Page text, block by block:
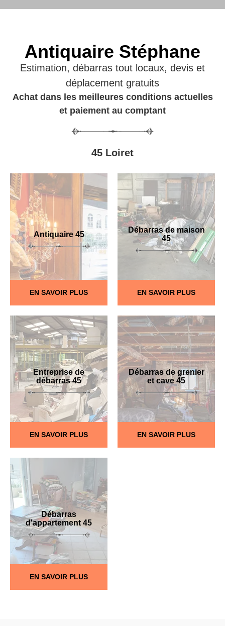
Antiquaire Stéphane
Estimation, débarras tout locaux, devis et
déplacement gratuits
Achat dans les meilleures conditions actuelles
et paiement au comptant
45 Loiret
Antiquaire 45
EN SAVOIR PLUS
Débarras de maison
45
EN SAVOIR PLUS
Entreprise de
débarras 45
EN SAVOIR PLUS
Débarras de grenier
et cave 45
EN SAVOIR PLUS
Débarras
d'appartement 45
EN SAVOIR PLUS